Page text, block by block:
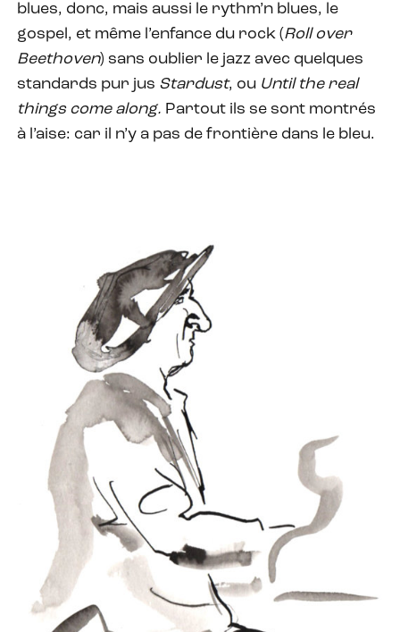
blues, donc, mais aussi le rythm’n blues, le
gospel, et même l’enfance du rock (Roll over
Beethoven) sans oublier le jazz avec quelques
standards pur jus Stardust, ou Until the real
things come along. Partout ils se sont montrés
à l’aise: car il n’y a pas de frontière dans le bleu.